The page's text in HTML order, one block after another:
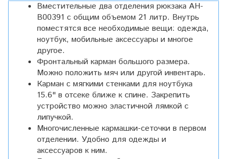
Вместительные два отделения рюкзака AH-
B00391 с общим объемом 21 литр. Внутрь
поместятся все необходимые вещи: одежда,
ноутбук, мобильные аксессуары и многое
другое.
Фронтальный карман большого размера.
Можно положить мяч или другой инвентарь.
Карман с мягкими стенками для ноутбука
15.6" в отсеке ближе к спине. Закрепить
устройство можно эластичной лямкой с
липучкой.
Многочисленные кармашки-сеточки в первом
отделении. Удобно для одежды и
аксессуаров к ним.